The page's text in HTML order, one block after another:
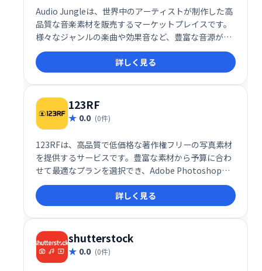
Audio Jungleは、世界中のアーティストが制作した高
品質な音楽素材を販売するマーケットプレイスです。
様々なジャンルの楽曲や効果音など、豊富な音源が手
軽に購入できます。あなたのプロジェクトに最適なサ
ウンドを見つけ、クリエイティブな作品制作をサポー
トします。
詳しく見る
123RF
0.0 (0件)
123RFは、高品質で低価格な著作権フリーの写真素材
を提供するサービスです。豊富な素材から予算に合わ
せて最適なプランを選択でき、Adobe Photoshopア
ドオンにも対応。検索、購入、デザインまでシームレ
スに行えます。100％返金保証付きで安心してご利用
いただけます。
詳しく見る
shutterstock
0.0 (0件)